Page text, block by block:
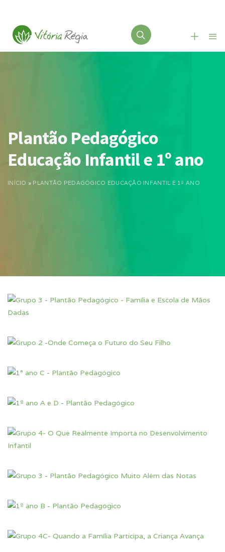
Plantão Pedagógico
Educação Infantil e 1º ano
INÍCIO » PLANTÃO PEDAGÓGICO EDUCAÇÃO INFANTIL E 1º ANO